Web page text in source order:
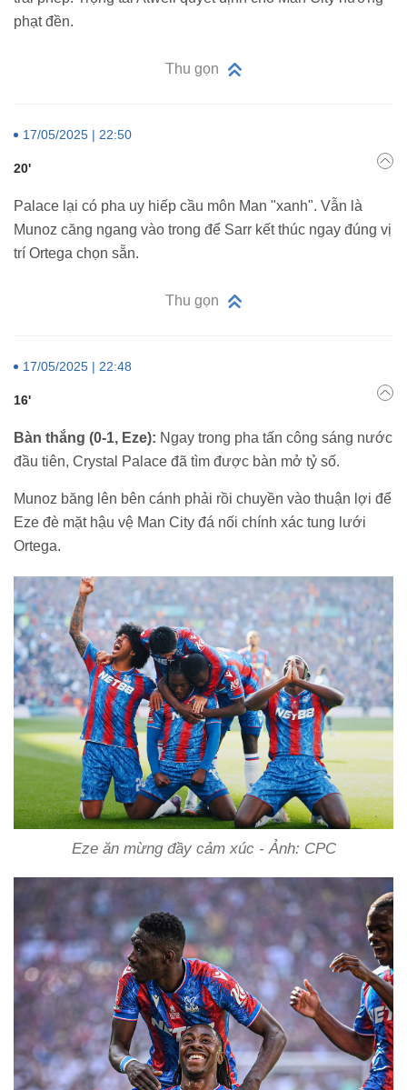
phạt đền.
Thu gọn
17/05/2025 | 22:50
20'
Palace lại có pha uy hiếp cầu môn Man "xanh". Vẫn là
Munoz căng ngang vào trong để Sarr kết thúc ngay đúng vị
trí Ortega chọn sẵn.
Thu gọn
17/05/2025 | 22:48
16'
Bàn thắng (0-1, Eze): Ngay trong pha tấn công sáng nước
đầu tiên, Crystal Palace đã tìm được bàn mở tỷ số.
Munoz băng lên bên cánh phải rồi chuyền vào thuận lợi để
Eze đè mặt hậu vệ Man City đá nối chính xác tung lưới
Ortega.
Eze ăn mừng đầy cảm xúc - Ảnh: CPC